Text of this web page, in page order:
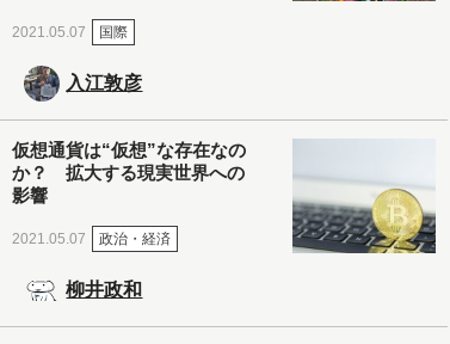
2021.05.07 国際
入江敦彦
仮想通貨は“仮想”な存在なの
か？ 拡大する現実世界への
影響
2021.05.07 政治・経済
柳井政和